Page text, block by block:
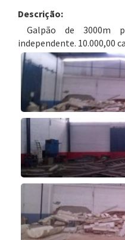
Descrição:
Galpão de 3000m
independente. 10.000,00